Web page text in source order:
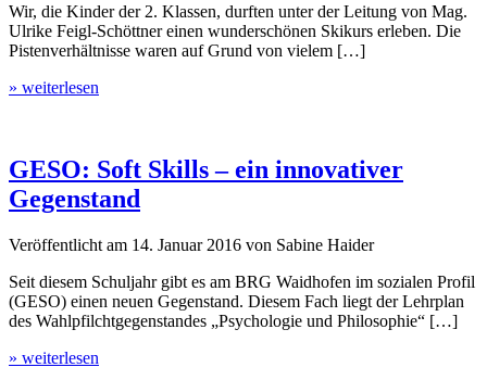
Wir, die Kinder der 2. Klassen, durften unter der Leitung von Mag.
Ulrike Feigl-Schöttner einen wunderschönen Skikurs erleben. Die
Pistenverhältnisse waren auf Grund von vielem […]
» weiterlesen
GESO: Soft Skills – ein innovativer
Gegenstand
Veröffentlicht am 14. Januar 2016 von Sabine Haider
Seit diesem Schuljahr gibt es am BRG Waidhofen im sozialen Profil
(GESO) einen neuen Gegenstand. Diesem Fach liegt der Lehrplan
des Wahlpfilchtgegenstandes „Psychologie und Philosophie“ […]
» weiterlesen